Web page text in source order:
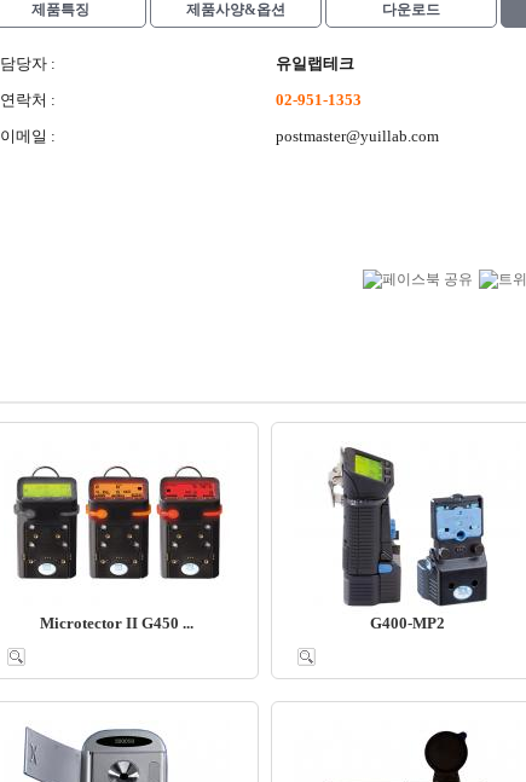
제품특징 제품사양&옵션 다운로드
담당자 :
유일랩테크
연락처 :
02-951-1353
이메일 :
postmaster@yuillab.com
Microtector II G450 ... G400-MP2